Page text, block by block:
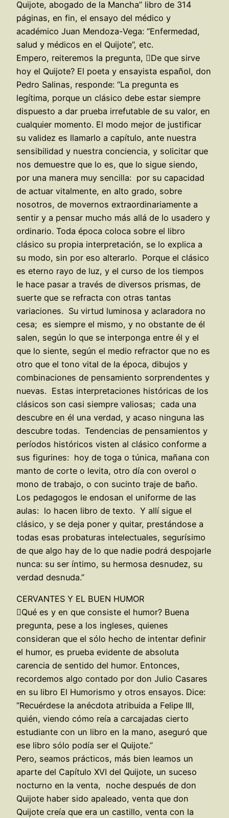
Quijote, abogado de la Mancha” libro de 314
páginas, en fin, el ensayo del médico y
académico Juan Mendoza-Vega: “Enfermedad,
salud y médicos en el Quijote”, etc.
Empero, reiteremos la pregunta, De que sirve
hoy el Quijote? El poeta y ensayista español, don
Pedro Salinas, responde: “La pregunta es
legítima, porque un clásico debe estar siempre
dispuesto a dar prueba irrefutable de su valor, en
cualquier momento. El modo mejor de justificar
su validez es llamarlo a capítulo, ante nuestra
sensibilidad y nuestra conciencia, y solicitar que
nos demuestre que lo es, que lo sigue siendo,
por una manera muy sencilla: por su capacidad
de actuar vitalmente, en alto grado, sobre
nosotros, de movernos extraordinariamente a
sentir y a pensar mucho más allá de lo usadero y
ordinario. Toda época coloca sobre el libro
clásico su propia interpretación, se lo explica a
su modo, sin por eso alterarlo. Porque el clásico
es eterno rayo de luz, y el curso de los tiempos
le hace pasar a través de diversos prismas, de
suerte que se refracta con otras tantas
variaciones. Su virtud luminosa y aclaradora no
cesa; es siempre el mismo, y no obstante de él
salen, según lo que se interponga entre él y el
que lo siente, según el medio refractor que no es
otro que el tono vital de la época, dibujos y
combinaciones de pensamiento sorprendentes y
nuevas. Estas interpretaciones históricas de los
clásicos son casi siempre valiosas; cada una
descubre en él una verdad, y acaso ninguna las
descubre todas. Tendencias de pensamientos y
períodos históricos visten al clásico conforme a
sus figurines: hoy de toga o túnica, mañana con
manto de corte o levita, otro día con overol o
mono de trabajo, o con sucinto traje de baño.
Los pedagogos le endosan el uniforme de las
aulas: lo hacen libro de texto. Y allí sigue el
clásico, y se deja poner y quitar, prestándose a
todas esas probaturas intelectuales, segurísimo
de que algo hay de lo que nadie podrá despojarle
nunca: su ser íntimo, su hermosa desnudez, su
verdad desnuda.”
CERVANTES Y EL BUEN HUMOR
Qué es y en que consiste el humor? Buena
pregunta, pese a los ingleses, quienes
consideran que el sólo hecho de intentar definir
el humor, es prueba evidente de absoluta
carencia de sentido del humor. Entonces,
recordemos algo contado por don Julio Casares
en su libro El Humorismo y otros ensayos. Dice:
“Recuérdese la anécdota atribuida a Felipe III,
quién, viendo cómo reía a carcajadas cierto
estudiante con un libro en la mano, aseguró que
ese libro sólo podía ser el Quijote.”
Pero, seamos prácticos, más bien leamos un
aparte del Capítulo XVI del Quijote, un suceso
nocturno en la venta, noche después de don
Quijote haber sido apaleado, venta que don
Quijote creía que era un castillo, venta con la